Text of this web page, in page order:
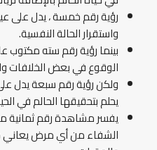
رؤية رقم خمسة ، يدل على
واستقرار الحالة النفسية.
بينما رؤية رقم سته مكتوب
الوقوع في بعض الخلافات
ولكن رؤية رقم سبعة يدل
يحلم بتحقيقها الحالم في
يفسر مشاهدة رقم ثمانية
الشفاء من أي مرض يعاني